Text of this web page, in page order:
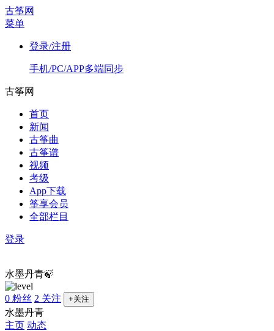
古筝网
菜单
登录/注册
手机/PC/APP多端同步
古筝网
首页
新闻
古筝曲
古筝谱
视频
考级
App下载
筝享会员
全部栏目
登录
水墨丹青🍃
0 粉丝 2 关注 +关注
水墨丹青
主页 动态